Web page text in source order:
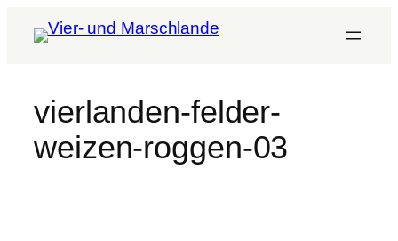
vierlanden-felder-
weizen-roggen-03